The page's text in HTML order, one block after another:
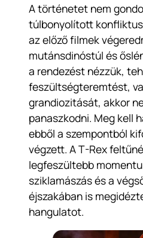
A történetet nem
túlbonyolított
az előző filmek
mutánsdinóstúl és
a rendezést nézzük,
feszültségteremtést,
grandiozitását, akkor
panaszkodni. Meg kell
ebből a szempontból
végzett. A T-Rex
legfeszültebb
sziklamászás és a
éjszakában is
hangulatot.